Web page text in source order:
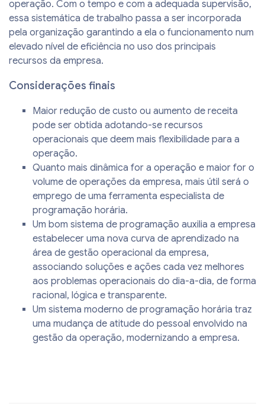
operação. Com o tempo e com a adequada supervisão,
essa sistemática de trabalho passa a ser incorporada
pela organização garantindo a ela o funcionamento num
elevado nível de eficiência no uso dos principais
recursos da empresa.
Considerações finais
Maior redução de custo ou aumento de receita
pode ser obtida adotando-se recursos
operacionais que deem mais flexibilidade para a
operação.
Quanto mais dinâmica for a operação e maior for o
volume de operações da empresa, mais útil será o
emprego de uma ferramenta especialista de
programação horária.
Um bom sistema de programação auxilia a empresa
estabelecer uma nova curva de aprendizado na
área de gestão operacional da empresa,
associando soluções e ações cada vez melhores
aos problemas operacionais do dia-a-dia, de forma
racional, lógica e transparente.
Um sistema moderno de programação horária traz
uma mudança de atitude do pessoal envolvido na
gestão da operação, modernizando a empresa.